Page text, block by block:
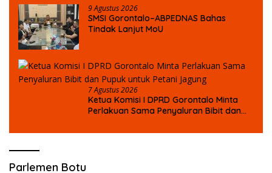
2:bang Rayis 3: Zulkifli Ismail Liga ketua DPRD kabgor
antara desa sekecmatan telaga biru
9 Agustus 2026
SMSI Gorontalo–ABPEDNAS Bahas
Tindak Lanjut MoU
7 Agustus 2026
Ketua Komisi I DPRD Gorontalo Minta
Perlakuan Sama Penyaluran Bibit dan
Parlemen Botu